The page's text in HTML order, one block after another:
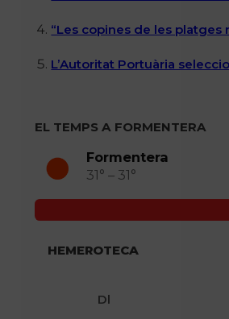
“Les copines de les platges
L’Autoritat Portuària
EL TEMPS A FORMENTERA
Formentera
31° – 31°
HEMEROTECA
Dl